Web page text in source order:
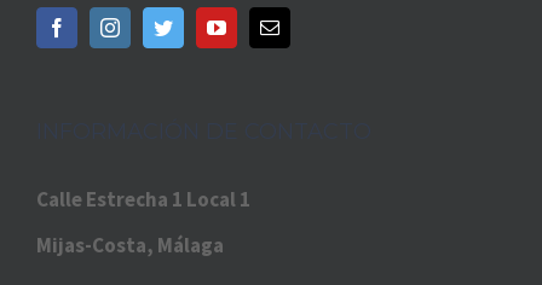
Calle Estrecha 1 Local 1
Mijas-Costa, Málaga